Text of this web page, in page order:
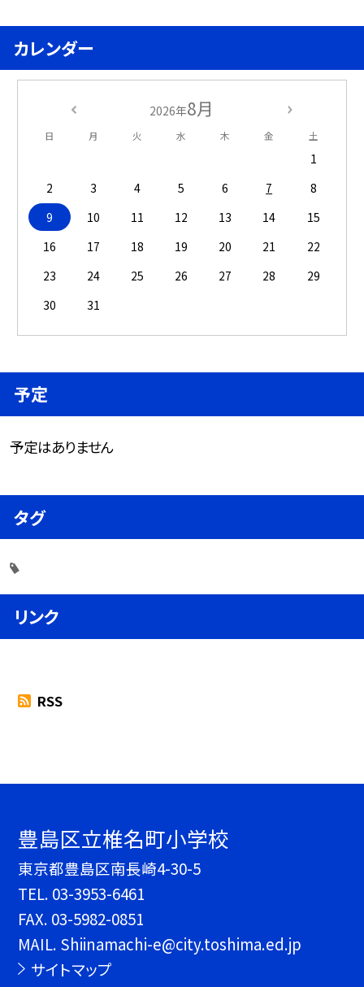
カレンダー
2026年8月
日 月 火 水 木 金 土
1
2
3 4 5 6 7
8
9
10 11 12 13 14
15
16
17 18 19 20 21
22
23
24 25 26 27 28
29
30
31
予定
予定はありません
タグ
リンク
RSS
豊島区立椎名町小学校
東京都豊島区南長崎4-30-5
TEL. 03-3953-6461
FAX. 03-5982-0851
MAIL. Shiinamachi-e@city.toshima.ed.jp
サイトマップ